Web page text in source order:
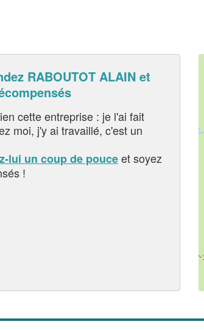
RABOUTOT ALAIN et
cette entreprise : je l'ai fait
moi, j'y ai travaillé, c'est un
lui un coup de pouceet soyez
!